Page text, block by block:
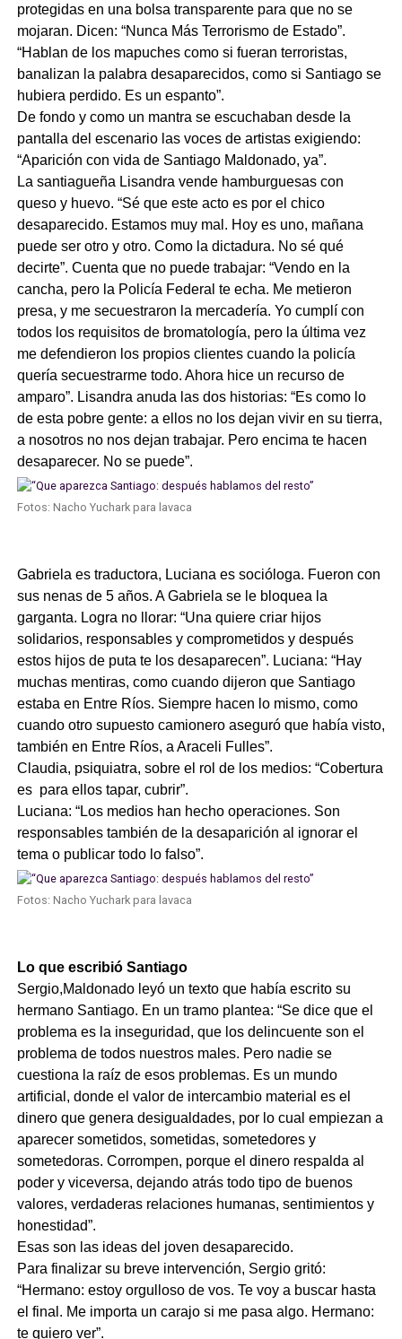
protegidas en una bolsa transparente para que no se
mojaran. Dicen: “Nunca Más Terrorismo de Estado”.
“Hablan de los mapuches como si fueran terroristas,
banalizan la palabra desaparecidos, como si Santiago se
hubiera perdido. Es un espanto”.
De fondo y como un mantra se escuchaban desde la
pantalla del escenario las voces de artistas exigiendo:
“Aparición con vida de Santiago Maldonado, ya”.
La santiagueña Lisandra vende hamburguesas con
queso y huevo. “Sé que este acto es por el chico
desaparecido. Estamos muy mal. Hoy es uno, mañana
puede ser otro y otro. Como la dictadura. No sé qué
decirte”. Cuenta que no puede trabajar: “Vendo en la
cancha, pero la Policía Federal te echa. Me metieron
presa, y me secuestraron la mercadería. Yo cumplí con
todos los requisitos de bromatología, pero la última vez
me defendieron los propios clientes cuando la policía
quería secuestrarme todo. Ahora hice un recurso de
amparo”. Lisandra anuda las dos historias: “Es como lo
de esta pobre gente: a ellos no los dejan vivir en su tierra,
a nosotros no nos dejan trabajar. Pero encima te hacen
desaparecer. No se puede”.
Fotos: Nacho Yuchark para lavaca
Gabriela es traductora, Luciana es socióloga. Fueron con
sus nenas de 5 años. A Gabriela se le bloquea la
garganta. Logra no llorar: “Una quiere criar hijos
solidarios, responsables y comprometidos y después
estos hijos de puta te los desaparecen”. Luciana: “Hay
muchas mentiras, como cuando dijeron que Santiago
estaba en Entre Ríos. Siempre hacen lo mismo, como
cuando otro supuesto camionero aseguró que había visto,
también en Entre Ríos, a Araceli Fulles”.
Claudia, psiquiatra, sobre el rol de los medios: “Cobertura
es para ellos tapar, cubrir”.
Luciana: “Los medios han hecho operaciones. Son
responsables también de la desaparición al ignorar el
tema o publicar todo lo falso”.
Fotos: Nacho Yuchark para lavaca
Lo que escribió Santiago
Sergio,Maldonado leyó un texto que había escrito su
hermano Santiago. En un tramo plantea: “Se dice que el
problema es la inseguridad, que los delincuente son el
problema de todos nuestros males. Pero nadie se
cuestiona la raíz de esos problemas. Es un mundo
artificial, donde el valor de intercambio material es el
dinero que genera desigualdades, por lo cual empiezan a
aparecer sometidos, sometidas, sometedores y
sometedoras. Corrompen, porque el dinero respalda al
poder y viceversa, dejando atrás todo tipo de buenos
valores, verdaderas relaciones humanas, sentimientos y
honestidad”.
Esas son las ideas del joven desaparecido.
Para finalizar su breve intervención, Sergio gritó:
“Hermano: estoy orgulloso de vos. Te voy a buscar hasta
el final. Me importa un carajo si me pasa algo. Hermano:
te quiero ver”.